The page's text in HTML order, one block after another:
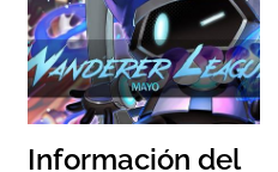
Información del